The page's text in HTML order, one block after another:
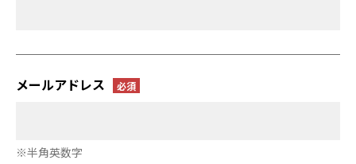
メールアドレス
※半角英数字